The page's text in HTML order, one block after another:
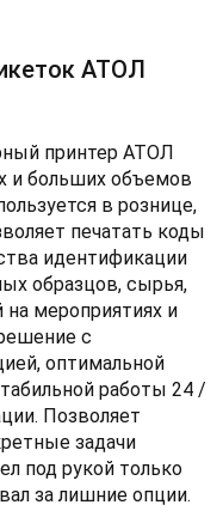
АТОЛ
принтер АТОЛ
и больших объемов
в рознице,
печатать коды
идентификации
образцов, сырья,
мероприятиях и
с
оптимальной
работы 24 /
Позволяет
задачи
под рукой только
за лишние опции.